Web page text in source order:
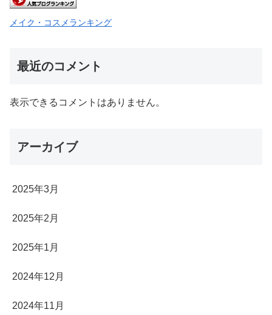
メイク・コスメランキング
最近のコメント
表示できるコメントはありません。
アーカイブ
2025年3月
2025年2月
2025年1月
2024年12月
2024年11月